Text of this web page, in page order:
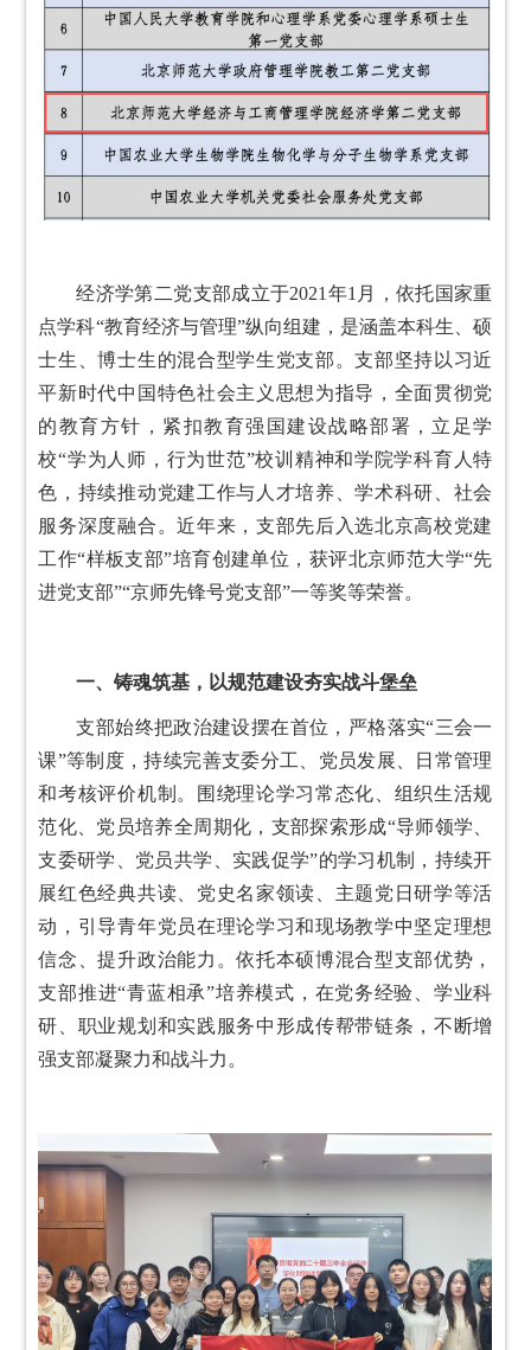
经济学第二党支部成立于2021年1月，依托国家重
点学科“教育经济与管理”纵向组建，是涵盖本科生、硕
士生、博士生的混合型学生党支部。支部坚持以习近
平新时代中国特色社会主义思想为指导，全面贯彻党
的教育方针，紧扣教育强国建设战略部署，立足学
校“学为人师，行为世范”校训精神和学院学科育人特
色，持续推动党建工作与人才培养、学术科研、社会
服务深度融合。近年来，支部先后入选北京高校党建
工作“样板支部”培育创建单位，获评北京师范大学“先
进党支部”“京师先锋号党支部”一等奖等荣誉。
一、铸魂筑基，以规范建设夯实战斗堡垒
支部始终把政治建设摆在首位，严格落实“三会一
课”等制度，持续完善支委分工、党员发展、日常管理
和考核评价机制。围绕理论学习常态化、组织生活规
范化、党员培养全周期化，支部探索形成“导师领学、
支委研学、党员共学、实践促学”的学习机制，持续开
展红色经典共读、党史名家领读、主题党日研学等活
动，引导青年党员在理论学习和现场教学中坚定理想
信念、提升政治能力。依托本硕博混合型支部优势，
支部推进“青蓝相承”培养模式，在党务经验、学业科
研、职业规划和实践服务中形成传帮带链条，不断增
强支部凝聚力和战斗力。